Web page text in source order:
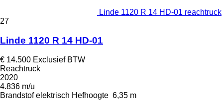
Linde 1120 R 14 HD-01 reachtruck
27
Linde 1120 R 14 HD-01
€ 14.500 Exclusief BTW
Reachtruck
2020
4.836 m/u
Brandstof elektrisch Hefhoogte 6,35 m